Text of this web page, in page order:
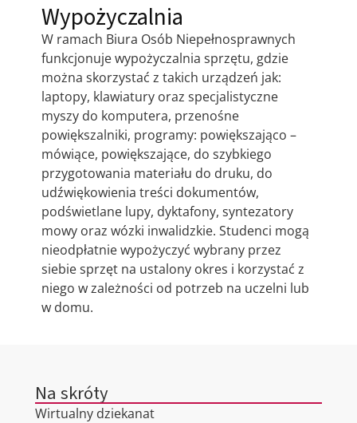
Wypożyczalnia
W ramach Biura Osób Niepełnosprawnych
funkcjonuje wypożyczalnia sprzętu, gdzie
można skorzystać z takich urządzeń jak:
laptopy, klawiatury oraz specjalistyczne
myszy do komputera, przenośne
powiększalniki, programy: powiększająco –
mówiące, powiększające, do szybkiego
przygotowania materiału do druku, do
udźwiękowienia treści dokumentów,
podświetlane lupy, dyktafony, syntezatory
mowy oraz wózki inwalidzkie. Studenci mogą
nieodpłatnie wypożyczyć wybrany przez
siebie sprzęt na ustalony okres i korzystać z
niego w zależności od potrzeb na uczelni lub
w domu.
Na skróty
Wirtualny dziekanat